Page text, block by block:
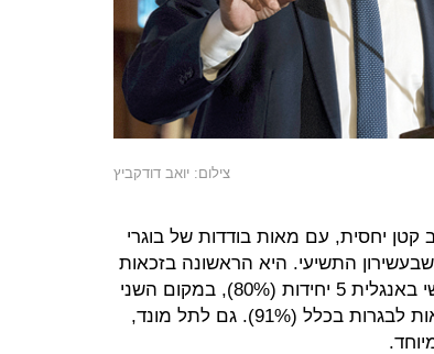
צילום: יואב דודקביץ
קטן יחסית, עם מאות בודדות של בוגרי
התשיעי. היא הראשונה בזכאות
למתמטיקה 5 יחידות (41%), במקום השלישי באנגלית 5 יחידות (80%), במקום השני
בבגרות מצטיינת (32%) ובמקום ה-18 בזכאות לבגרות בכלל (91%). גם לתל מונד,